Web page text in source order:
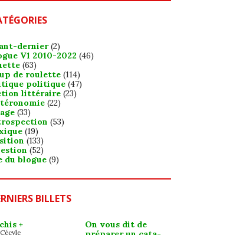
dernier(2)
V1 2010-2022 (46)
(63)
de roulette(114)
politique(47)
littéraire(23)
(22)
(33)
(53)
(19)
(133)
(52)
du blogue(9)
BILLETS
+
On vous dit de